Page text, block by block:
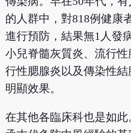
的人群中，對818例健康
進行預防，結果無1人發
小兒脊髓灰質炎、流行
行性腮腺炎以及傳染性
明顯效果。
在其他各臨床科也是如